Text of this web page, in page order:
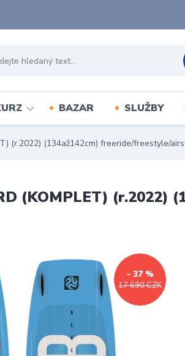
BAZAR SLUŽBY
(r.2022) (134až142cm) freeride/freestyle/
(KOMPLET)
17 690 CZK
- 37 %